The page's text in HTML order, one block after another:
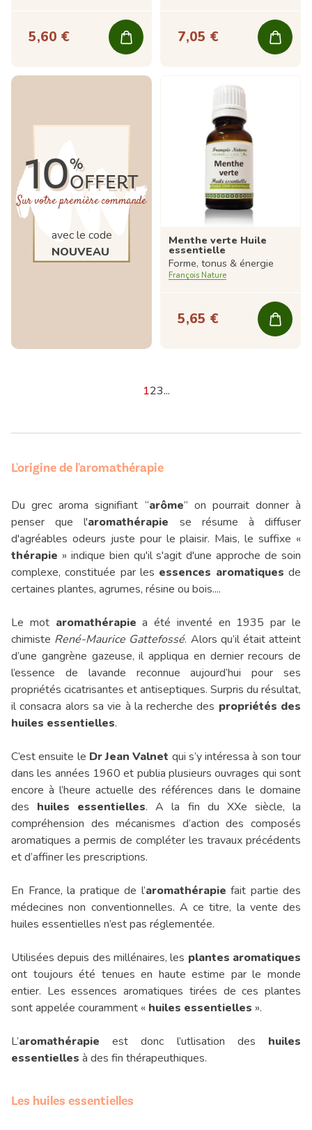
5,60 € 7,05 €
10%
OFFERT
Sur votre première commande
avec le code
NOUVEAU
Menthe verte Huile
essentielle
Forme, tonus & énergie
François Nature
5,65 €
123...
L'origine de l'aromathérapie
Du grec aroma signifiant “arôme” on pourrait donner à
penser que l'aromathérapie se résume à diffuser
d'agréables odeurs juste pour le plaisir. Mais, le suffixe «
thérapie » indique bien qu'il s'agit d'une approche de soin
complexe, constituée par les essences aromatiques de
certaines plantes, agrumes, résine ou bois....
Le mot aromathérapiea été inventé en 1935 par le
chimiste René-Maurice Gattefossé. Alors qu’il était atteint
d’une gangrène gazeuse, il appliqua en dernier recours de
l’essence de lavande reconnue aujourd’hui pour ses
propriétés cicatrisantes et antiseptiques. Surpris du résultat,
il consacra alors sa vie à la recherche des propriétés des
huiles essentielles.
C’est ensuite le Dr Jean Valnet qui s’y intéressa à son tour
dans les années 1960 et publia plusieurs ouvrages qui sont
encore à l’heure actuelle des références dans le domaine
des huiles essentielles. A la fin du XXe siècle, la
compréhension des mécanismes d’action des composés
aromatiques a permis de compléter les travaux précédents
et d’affiner les prescriptions.
En France, la pratique de l’aromathérapie fait partie des
médecines non conventionnelles. A ce titre, la vente des
huiles essentielles n’est pas réglementée.
Utilisées depuis des millénaires, les plantes aromatiques
ont toujours été tenues en haute estime par le monde
entier. Les essences aromatiques tirées de ces plantes
sont appelée couramment « huiles essentielles ».
L’aromathérapie est donc l’utlisation des huiles
essentielles à des fin thérapeuthiques.
Les huiles essentielles